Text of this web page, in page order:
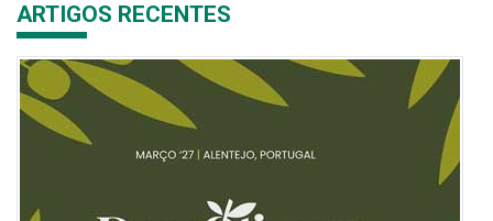
ARTIGOS RECENTES